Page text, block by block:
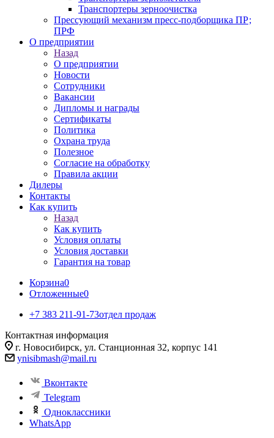
Транспортеры зерноочистка
Прессующий механизм пресс-подборщика ПР;
ПРФ
О предприятии
Назад
О предприятии
Новости
Сотрудники
Вакансии
Дипломы и награды
Сертификаты
Политика
Охрана труда
Полезное
Согласие на обработку
Правила акции
Дилеры
Контакты
Как купить
Назад
Как купить
Условия оплаты
Условия доставки
Гарантия на товар
Корзина0
Отложенные0
+7 383 211-91-73отдел продаж
Контактная информация
г. Новосибирск, ул. Станционная 32, корпус 141
ynisibmash@mail.ru
Вконтакте
Telegram
Одноклассники
WhatsApp